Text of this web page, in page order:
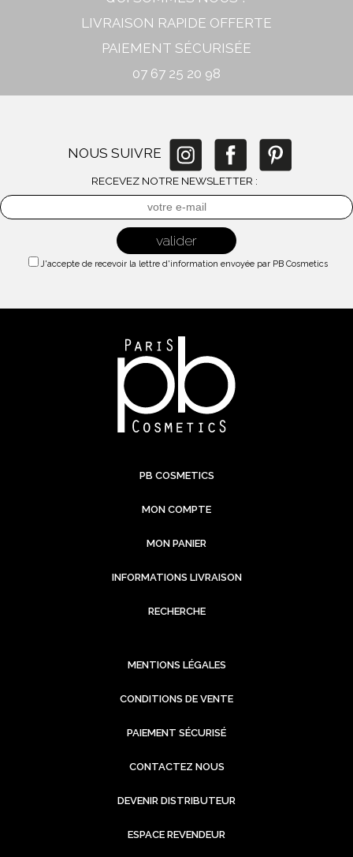
LIVRAISON RAPIDE OFFERTE
PAIEMENT SÉCURISÉE
07 67 25 20 98
NOUS SUIVRE
RECEVEZ NOTRE NEWSLETTER :
J'accepte de recevoir la lettre d'information envoyée par PB Cosmetics
PB COSMETICS
MON COMPTE
MON PANIER
INFORMATIONS LIVRAISON
RECHERCHE
MENTIONS LÉGALES
CONDITIONS DE VENTE
PAIEMENT SÉCURISÉ
CONTACTEZ NOUS
DEVENIR DISTRIBUTEUR
ESPACE REVENDEUR